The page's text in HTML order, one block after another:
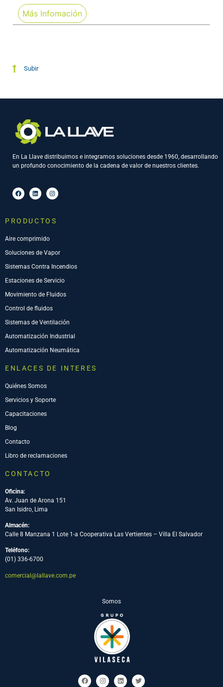
Más Infomación
Subir
En La Llave distribuimos e integramos soluciones desde 1960, desarrollando
un profundo conocimiento de la cadena de valor de nuestros clientes.
PRODUCTOS
Aire comprimido
Soluciones de Vapor
Sistemas Contra Incendios
Estaciones de Servicio
Movimiento de Fluidos
Control de fluidos
Sistemas de Ventilación
Automatización Industrial
Automatización Neumática
ENLACES DE INTERES
Quiénes Somos
Servicios y Soporte
Capacitaciones
Blog
Contacto
Libro de reclamaciones
CONTACTO
Oficina:
Av. Juan de Arona 151
San Isidro, Lima
Almacén:
Calle 8 Manzana 1 Lote 1-a Cooperativa Las Vertientes – Villa El Salvador
Teléfono:
(01) 336-6700
comercial@lallave.com.pe
Somos